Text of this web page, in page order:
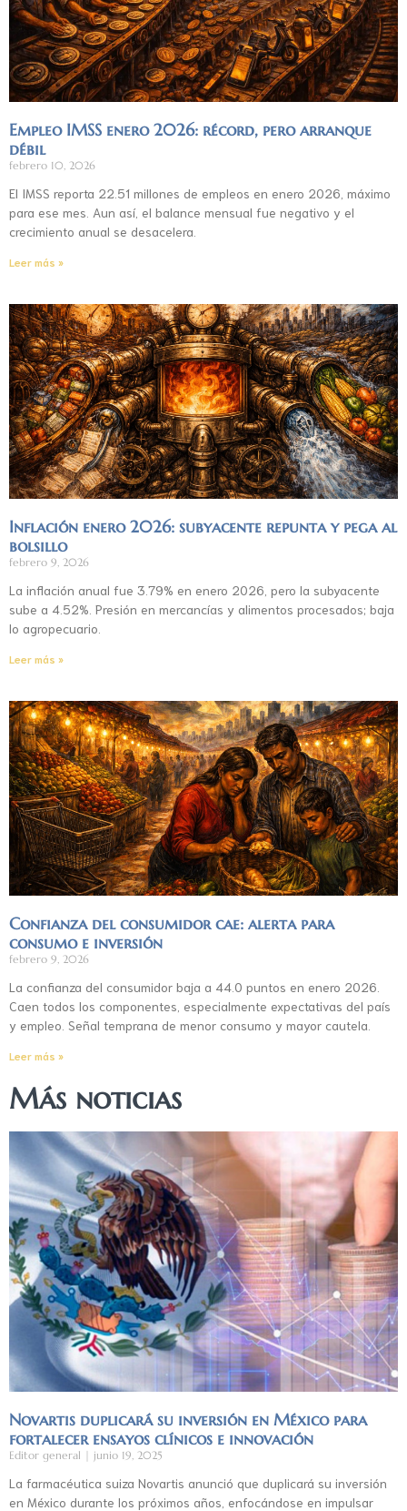
Empleo IMSS enero 2026: récord, pero arranque
débil
febrero 10, 2026
El IMSS reporta 22.51 millones de empleos en enero 2026, máximo
para ese mes. Aun así, el balance mensual fue negativo y el
crecimiento anual se desacelera.
Leer más »
Inflación enero 2026: subyacente repunta y pega al
bolsillo
febrero 9, 2026
La inflación anual fue 3.79% en enero 2026, pero la subyacente
sube a 4.52%. Presión en mercancías y alimentos procesados; baja
lo agropecuario.
Leer más »
Confianza del consumidor cae: alerta para
consumo e inversión
febrero 9, 2026
La confianza del consumidor baja a 44.0 puntos en enero 2026.
Caen todos los componentes, especialmente expectativas del país
y empleo. Señal temprana de menor consumo y mayor cautela.
Leer más »
Más noticias
Novartis duplicará su inversión en México para
fortalecer ensayos clínicos e innovación
Editor general junio 19, 2025
La farmacéutica suiza Novartis anunció que duplicará su inversión
en México durante los próximos años, enfocándose en impulsar